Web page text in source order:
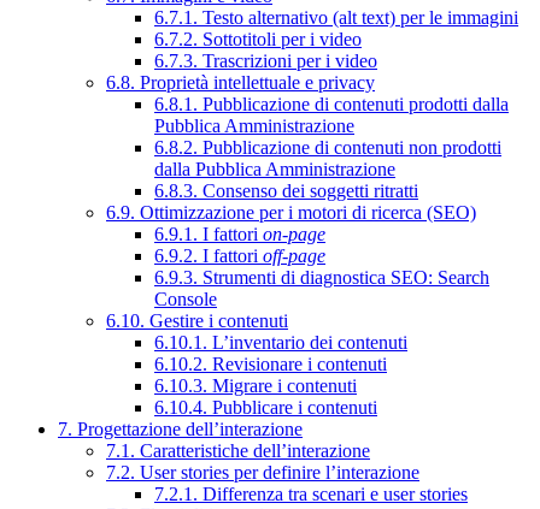
6.7.1. Testo alternativo (alt text) per le immagini
6.7.2. Sottotitoli per i video
6.7.3. Trascrizioni per i video
6.8. Proprietà intellettuale e privacy
6.8.1. Pubblicazione di contenuti prodotti dalla
Pubblica Amministrazione
6.8.2. Pubblicazione di contenuti non prodotti
dalla Pubblica Amministrazione
6.8.3. Consenso dei soggetti ritratti
6.9. Ottimizzazione per i motori di ricerca (SEO)
6.9.1. I fattori on-page
6.9.2. I fattori off-page
6.9.3. Strumenti di diagnostica SEO: Search
Console
6.10. Gestire i contenuti
6.10.1. L’inventario dei contenuti
6.10.2. Revisionare i contenuti
6.10.3. Migrare i contenuti
6.10.4. Pubblicare i contenuti
7. Progettazione dell’interazione
7.1. Caratteristiche dell’interazione
7.2. User stories per definire l’interazione
7.2.1. Differenza tra scenari e user stories